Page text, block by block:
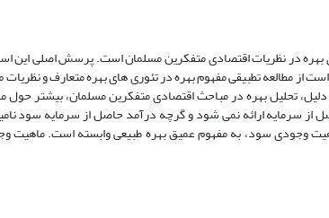
بهره در نظریات اقتصادی متفکرین مسلمان است. پرسش اصلی این
از مطالعه تطبیقی مفهوم بهره در تئوری های بهره متعارف و
تحلیل بهره در مباحث اقتصادی متفکرین مسلمان، بیشتر حول
سرمایه ارائه نمی شود و گرچه درآمد حاصل از سرمایه سود
وجودی سود، به مفهوم عمیق بهره طبیعی وابسته است. ماهیت